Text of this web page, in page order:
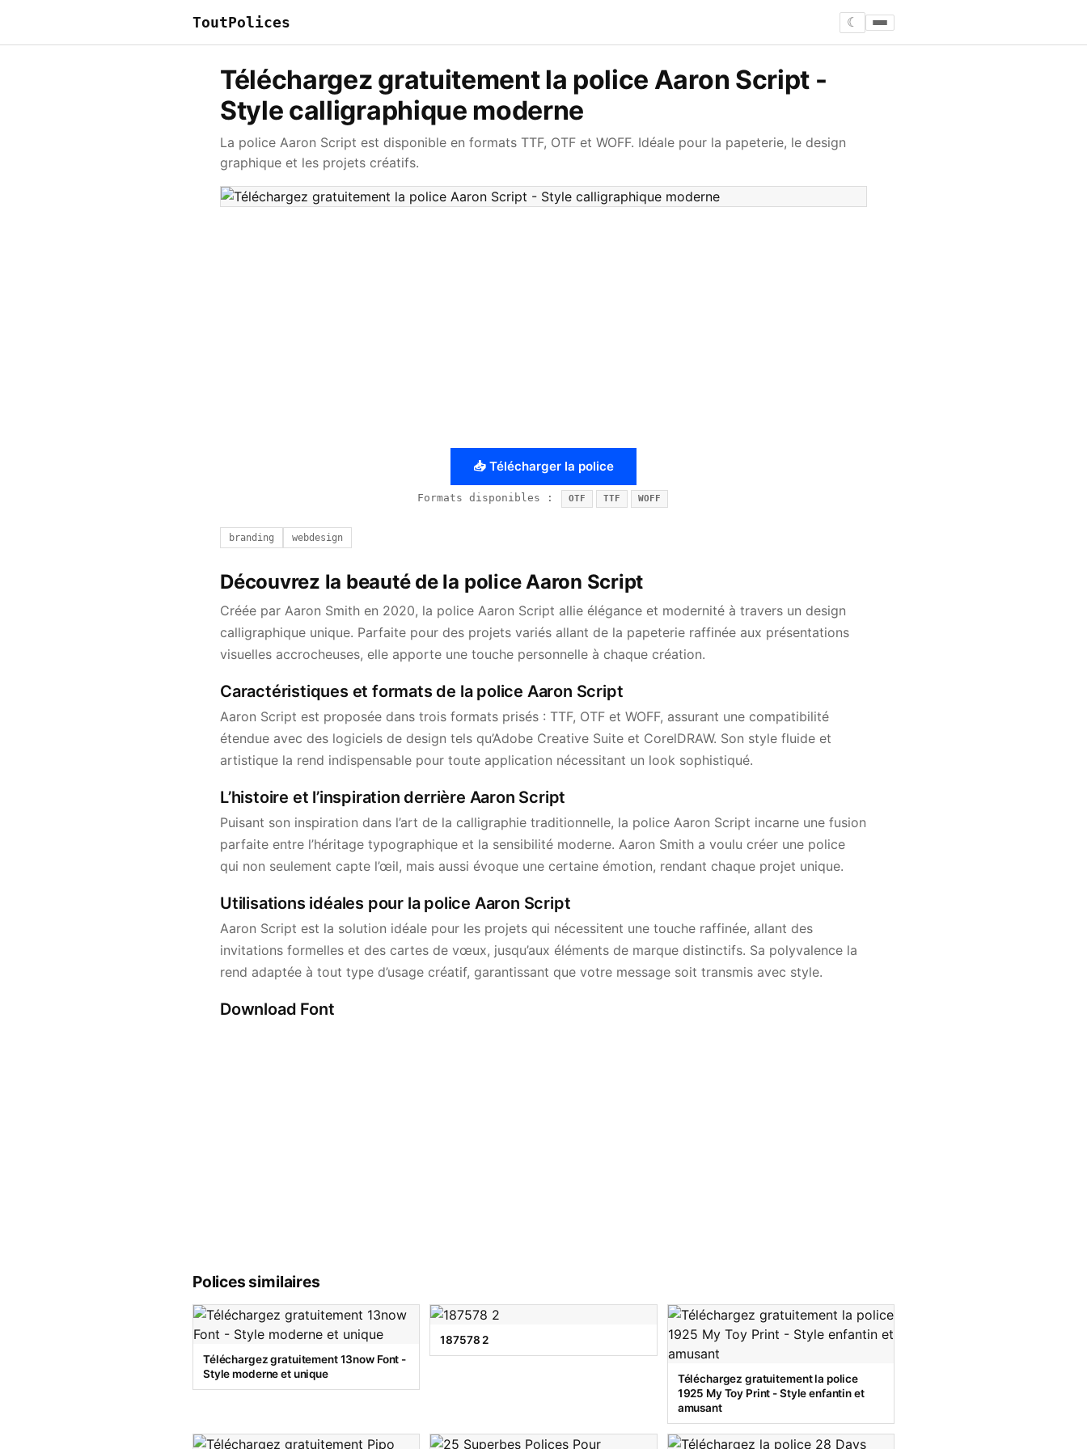
ToutPolices ☾
Téléchargez gratuitement la police Aaron Script -
Style calligraphique moderne
La police Aaron Script est disponible en formats TTF, OTF et WOFF. Idéale pour la papeterie, le design
graphique et les projets créatifs.
📥 Télécharger la police
Formats disponibles : OTF TTF WOFF
branding webdesign
Découvrez la beauté de la police Aaron Script
Créée par Aaron Smith en 2020, la police Aaron Script allie élégance et modernité à travers un design
calligraphique unique. Parfaite pour des projets variés allant de la papeterie raffinée aux présentations
visuelles accrocheuses, elle apporte une touche personnelle à chaque création.
Caractéristiques et formats de la police Aaron Script
Aaron Script est proposée dans trois formats prisés : TTF, OTF et WOFF, assurant une compatibilité
étendue avec des logiciels de design tels qu’Adobe Creative Suite et CorelDRAW. Son style fluide et
artistique la rend indispensable pour toute application nécessitant un look sophistiqué.
L’histoire et l’inspiration derrière Aaron Script
Puisant son inspiration dans l’art de la calligraphie traditionnelle, la police Aaron Script incarne une fusion
parfaite entre l’héritage typographique et la sensibilité moderne. Aaron Smith a voulu créer une police
qui non seulement capte l’œil, mais aussi évoque une certaine émotion, rendant chaque projet unique.
Utilisations idéales pour la police Aaron Script
Aaron Script est la solution idéale pour les projets qui nécessitent une touche raffinée, allant des
invitations formelles et des cartes de vœux, jusqu’aux éléments de marque distinctifs. Sa polyvalence la
rend adaptée à tout type d’usage créatif, garantissant que votre message soit transmis avec style.
Download Font
Polices similaires
Téléchargez gratuitement 13now Font -
Style moderne et unique
187578 2
Téléchargez gratuitement la police
1925 My Toy Print - Style enfantin et
amusant